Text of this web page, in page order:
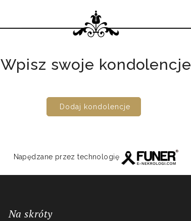
Wpisz swoje kondolencje
Dodaj kondolencje
Napędzane przez technologię
Na skróty